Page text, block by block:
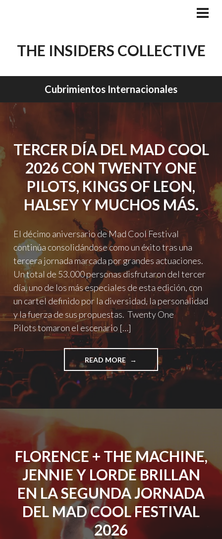
THE INSIDERS COLLECTIVE
Cubrimientos Internacionales
TERCER DÍA DEL MAD COOL
2026 CON TWENTY ONE
PILOTS, KINGS OF LEON,
HALSEY Y MUCHOS MÁS.
El décimo aniversario de Mad Cool Festival
continúa consolidándose como un éxito tras una
tercera jornada marcada por grandes actuaciones.
Un total de 53.000 personas disfrutaron del tercer
día, uno de los más especiales de esta edición, con
un cartel definido por la diversidad, la personalidad
y la fuerza de sus propuestas. Twenty One
Pilots tomaron el escenario […]
READ MORE "TERCER
DÍA
DEL
2026
ONE
PILOTS,
KINGS
OF
HALSEY
MUCHOS
FLORENCE + THE MACHINE,
JENNIE Y LORDE BRILLAN
EN LA SEGUNDA JORNADA
DEL MAD COOL FESTIVAL
2026